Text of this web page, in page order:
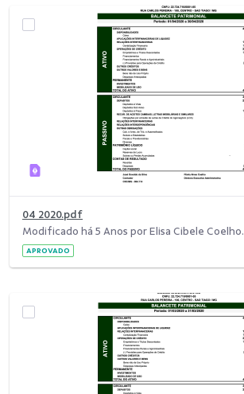
04 2020.pdf
Modificado há 5 Anos por Elisa Cibele Coelho.
APROVADO